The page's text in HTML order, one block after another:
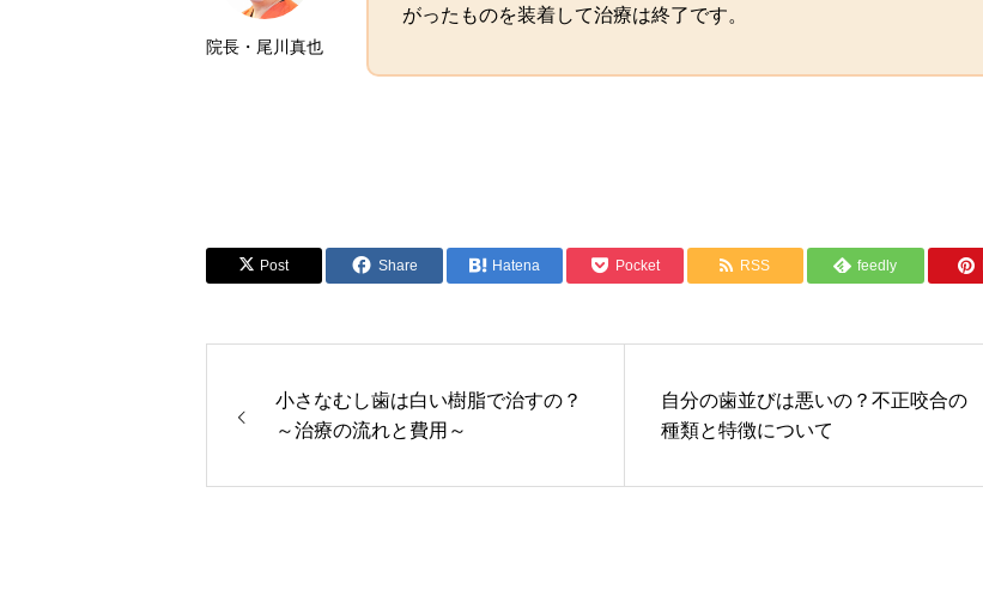
院長・尾川真也
がったものを装着して治療は終了です。
Post Share Hatena Pocket RSS feedly
小さなむし歯は白い樹脂で治すの？
～治療の流れと費用～
自分の歯並びは悪いの？不正咬合の
種類と特徴について